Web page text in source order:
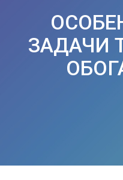
ЗАДАЧИ